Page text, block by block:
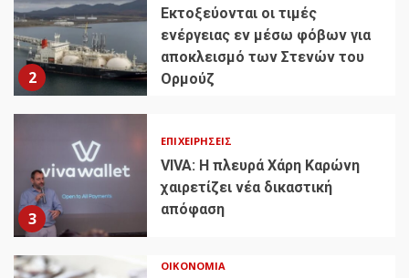
2
Εκτοξεύονται οι τιμές
ενέργειας εν μέσω φόβων για
αποκλεισμό των Στενών του
Ορμούζ
3
ΕΠΙΧΕΙΡΉΣΕΙΣ
VIVA: Η πλευρά Χάρη Καρώνη
χαιρετίζει νέα δικαστική
απόφαση
ΟΙΚΟΝΟΜΊΑ